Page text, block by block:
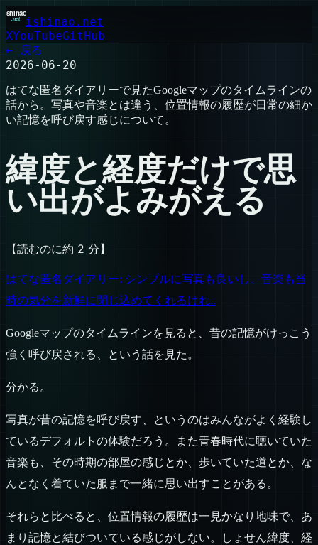
ishinao.net
XYouTubeGitHub
← 戻る
2026-06-20
はてな匿名ダイアリーで見たGoogleマップのタイムラインの
話から。写真や音楽とは違う、位置情報の履歴が日常の細か
い記憶を呼び戻す感じについて。
緯度と経度だけで思
い出がよみがえる
【読むのに約 2 分】
はてな匿名ダイアリー: シンプルに写真も良いし、音楽も当
時の気分を新鮮に閉じ込めてくれるけれ..
Googleマップのタイムラインを見ると、昔の記憶がけっこう
強く呼び戻される、という話を見た。
分かる。
写真が昔の記憶を呼び戻す、というのはみんながよく経験し
ているデフォルトの体験だろう。また青春時代に聴いていた
音楽も、その時期の部屋の感じとか、歩いていた道とか、な
んとなく着ていた服まで一緒に思い出すことがある。
それらと比べると、位置情報の履歴は一見かなり地味で、あ
まり記憶と結びついている感じがしない。しょせん緯度、経